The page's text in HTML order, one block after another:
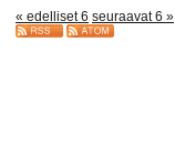
« edelliset 6 seuraavat 6 »